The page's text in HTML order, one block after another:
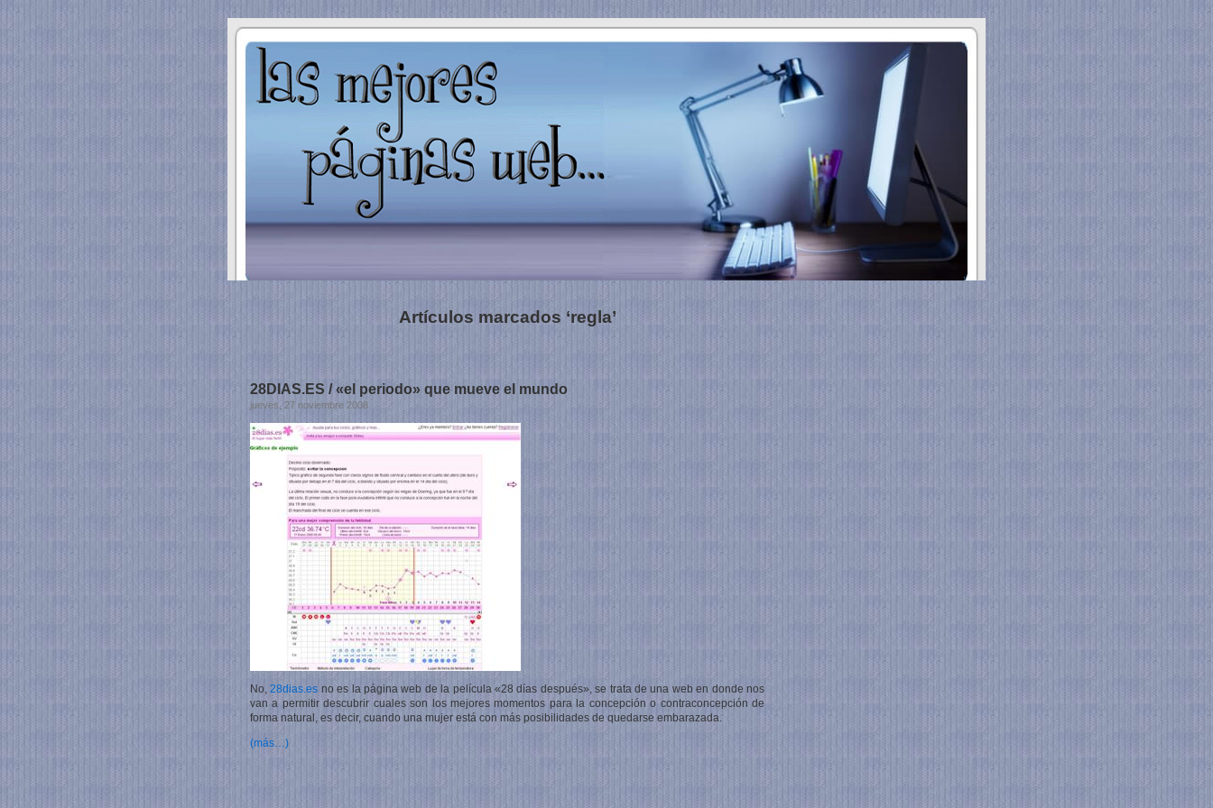
Artículos marcados ‘regla’
28DIAS.ES / «el periodo» que mueve el mundo
jueves, 27 noviembre 2008
No,28dias.es no es la página web de la película «28 días después», se trata de una web en donde nos
van a permitir descubrir cuales son los mejores momentos para la concepción o contraconcepción de
forma natural, es decir, cuando una mujer está con más posibilidades de quedarse embarazada.
(más…)